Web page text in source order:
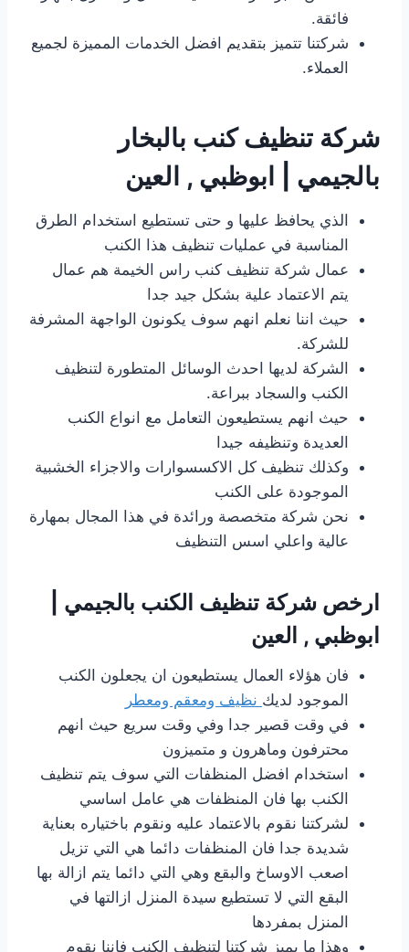
فائقة.
شركتنا تتميز بتقديم افضل الخدمات المميزة لجميع
العملاء.
شركة تنظيف كنب بالبخار
بالجيمي | ابوظبي , العين
الذي يحافظ عليها و حتى تستطيع استخدام الطرق
المناسبة في عمليات تنظيف هذا الكنب
عمال شركة تنظيف كنب راس الخيمة هم عمال
يتم الاعتماد علية بشكل جيد جدا
حيث اننا نعلم انهم سوف يكونون الواجهة المشرفة
للشركة.
الشركة لديها احدث الوسائل المتطورة لتنظيف
الكنب والسجاد ببراعة.
حيث انهم يستطيعون التعامل مع انواع الكنب
العديدة وتنظيفه جيدا
وكذلك تنظيف كل الاكسسوارات والاجزاء الخشبية
الموجودة على الكنب
نحن شركة متخصصة ورائدة في هذا المجال بمهارة
عالية واعلي اسس التنظيف
ارخص شركة تنظيف الكنب بالجيمي |
ابوظبي , العين
فان هؤلاء العمال يستطيعون ان يجعلون الكنب
الموجود لديك نظيف ومعقم ومعطر
في وقت قصير جدا وفي وقت سريع حيث انهم
محترفون وماهرون و متميزون
استخدام افضل المنظفات التي سوف يتم تنظيف
الكنب بها فان المنظفات هي عامل اساسي
لشركتنا نقوم بالاعتماد عليه ونقوم باختياره بعناية
شديدة جدا فان المنظفات دائما هي التي تزيل
اصعب الاوساخ والبقع وهي التي دائما يتم ازالة بها
البقع التي لا تستطيع سيدة المنزل ازالتها في
المنزل بمفردها
وهذا ما يميز شركتنا لتنظيف الكنب فاننا نقوم